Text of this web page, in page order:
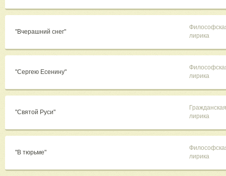
"Вчерашний снег"
лирика
"Сергею Есенину"
лирика
"Святой Руси"
Гражданская
лирика
"В тюрьме"
лирика